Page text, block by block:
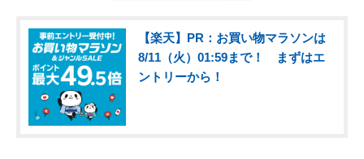
【楽天】PR：お買い物マラソンは
8/11（火）01:59まで！ まずはエ
ントリーから！